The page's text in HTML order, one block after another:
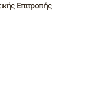
Επιτροπής